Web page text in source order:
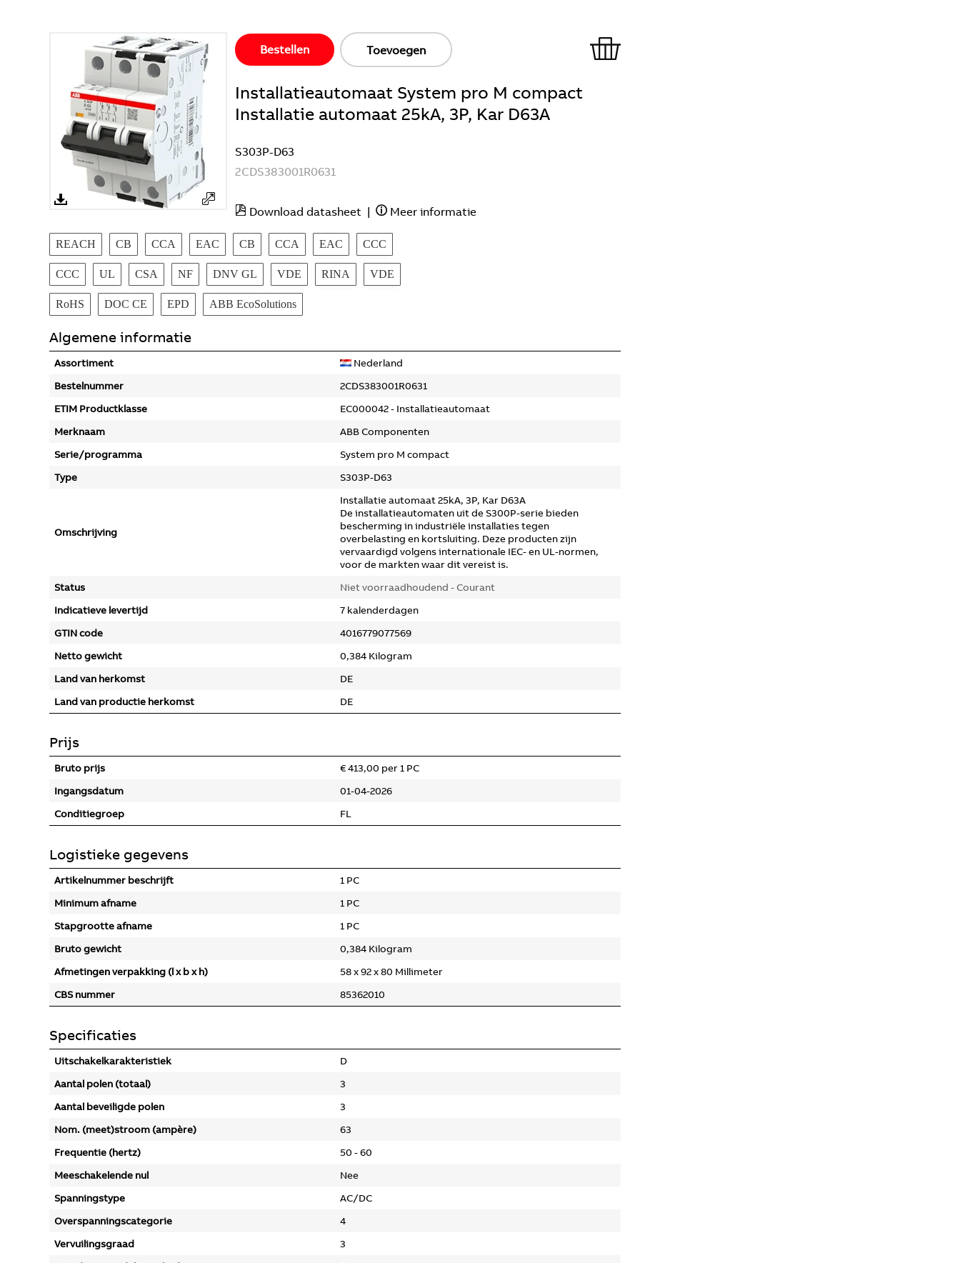
Bestellen Toevoegen
Installatieautomaat System pro M compact
Installatie automaat 25kA, 3P, Kar D63A
S303P-D63
2CDS383001R0631
Download datasheet | Meer informatie
REACH CB CCA EAC CB CCA EAC CCC
CCC UL CSA NF DNV GL VDE RINA VDE
RoHS DOC CE EPD ABB EcoSolutions
Algemene informatie
Assortiment
Nederland
Bestelnummer
2CDS383001R0631
ETIM Productklasse
EC000042 - Installatieautomaat
Merknaam
ABB Componenten
Serie/programma
System pro M compact
Type
S303P-D63
Omschrijving
Installatie automaat 25kA, 3P, Kar D63A
De installatieautomaten uit de S300P-serie bieden
bescherming in industriële installaties tegen
overbelasting en kortsluiting. Deze producten zijn
vervaardigd volgens internationale IEC- en UL-normen,
voor de markten waar dit vereist is.
Status
Niet voorraadhoudend - Courant
Indicatieve levertijd
7 kalenderdagen
GTIN code
4016779077569
Netto gewicht
0,384 Kilogram
Land van herkomst
DE
Land van productie herkomst
DE
Prijs
Bruto prijs
€ 413,00 per 1 PC
Ingangsdatum
01-04-2026
Conditiegroep
FL
Logistieke gegevens
Artikelnummer beschrijft
1 PC
Minimum afname
1 PC
Stapgrootte afname
1 PC
Bruto gewicht
0,384 Kilogram
Afmetingen verpakking (l x b x h)
58 x 92 x 80 Millimeter
CBS nummer
85362010
Specificaties
Uitschakelkarakteristiek
D
Aantal polen (totaal)
3
Aantal beveiligde polen
3
Nom. (meet)stroom (ampère)
63
Frequentie (hertz)
50 - 60
Meeschakelende nul
Nee
Spanningstype
AC/DC
Overspanningscategorie
4
Vervuilingsgraad
3